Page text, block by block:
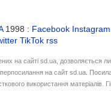
1998 : Facebook Instagram
TikTok rss
на сайті sd.ua, дозволяється
на сайт sd.ua.
використання матеріалів.